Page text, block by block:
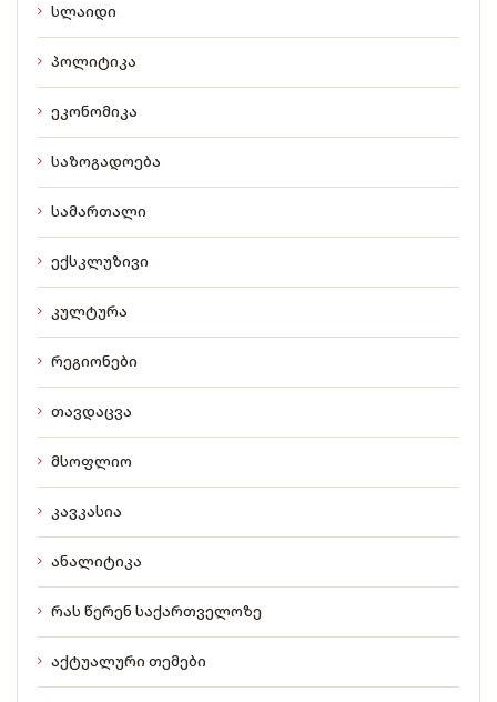
სლაიდი
პოლიტიკა
ეკონომიკა
საზოგადოება
სამართალი
ექსკლუზივი
კულტურა
რეგიონები
თავდაცვა
მსოფლიო
კავკასია
ანალიტიკა
რას წერენ საქართველოზე
აქტუალური თემები